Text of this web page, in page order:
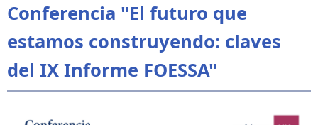
Conferencia "El futuro que
estamos construyendo: claves
del IX Informe FOESSA"